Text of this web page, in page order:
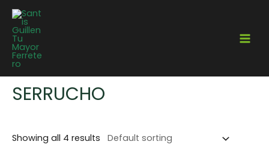
Home
SERRUCHO
Showing all 4 results